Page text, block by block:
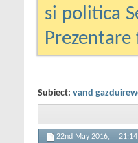
si politica
Subiect: vand
22nd May 2016, 21:14